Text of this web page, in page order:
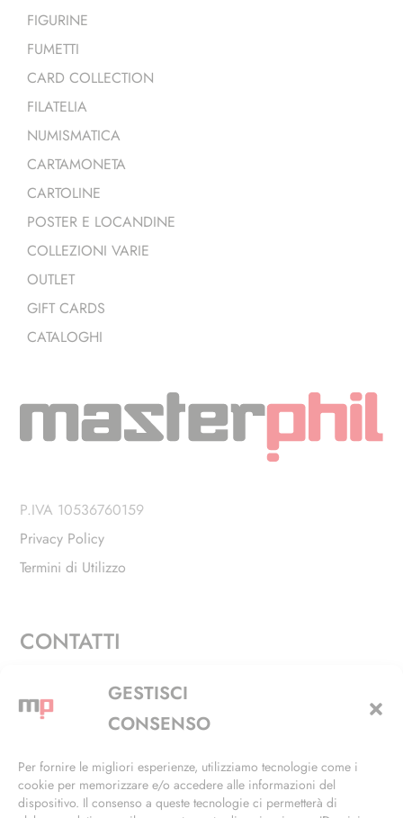
GESTISCI
CONSENSO
Per fornire le migliori esperienze, utilizziamo tecnologie come i
cookie per memorizzare e/o accedere alle informazioni del
dispositivo. Il consenso a queste tecnologie ci permetterà di
FIGURINE
FUMETTI
CARD COLLECTION
FILATELIA
NUMISMATICA
CARTAMONETA
CARTOLINE
POSTER E LOCANDINE
COLLEZIONI VARIE
OUTLET
GIFT CARDS
CATALOGHI
P.IVA 10536760159
Privacy Policy
Termini di Utilizzo
CONTATTI
Via Alfieri, 27 - Trezzano Sul Naviglio (MI)
+39 02 4846 3155
info@masterphil.it